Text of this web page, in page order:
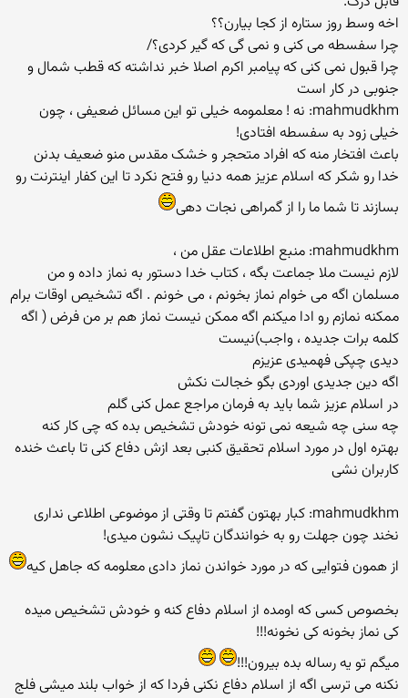
اخه وسط روز ستاره از کجا بیارن؟؟
چرا سفسطه می کنی و نمی گی که گیر کردی؟/
چرا قبول نمی کنی که پیامبر اکرم اصلا خبر نداشته که قطب شمال و
جنوبی در کار است
mahmudkhm: نه ! معلمومه خیلی تو این مسائل ضعیفی ، چون
خیلی زود به سفسطه افتادی!
باعث افتخار منه که افراد متحجر و خشک مقدس منو ضعیف بدنن
خدا رو شکر که اسلام عزیز همه دنیا رو فتح نکرد تا این کفار اینترنت رو
بسازند تا شما ما را از گمراهی نجات دهی
mahmudkhm: منبع اطلاعات عقل من ،
لازم نیست ملا جماعت بگه ، کتاب خدا دستور به نماز داده و من
مسلمان اگه می خوام نماز بخونم ، می خونم . اگه تشخیص اوقات برام
ممکنه نمازم رو ادا میکنم اگه ممکن نیست نماز هم بر من فرض ( اگه
کلمه برات جدیده ، واجب)نیست
دیدی چپکی فهمیدی عزیزم
اگه دین جدیدی اوردی بگو خجالت نکش
در اسلام عزیز شما باید به فرمان مراجع عمل کنی گلم
چه سنی چه شیعه نمی تونه خودش تشخیص بده که چی کار کنه
بهتره اول در مورد اسلام تحقیق کنبی بعد ازش دفاع کنی تا باعث خنده
کاربران نشی
mahmudkhm: کبار بهتون گفتم تا وقتی از موضوعی اطلاعی نداری
نخند چون جهلت رو به خوانندگان تاپیک نشون میدی!
از همون فتوایی که در مورد خواندن نماز دادی معلومه که جاهل کیه
بخصوص کسی که اومده از اسلام دفاع کنه و خودش تشخیص میده
کی نماز بخونه کی نخونه!!!
میگم تو یه رساله بده بیرون!!!
نکنه می ترسی اگه از اسلام دفاع نکنی فردا که از خواب بلند میشی فلج